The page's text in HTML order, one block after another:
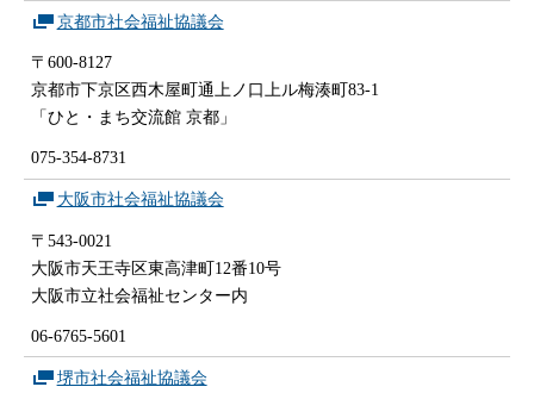
京都市社会福祉協議会
〒600-8127
京都市下京区西木屋町通上ノ口上ル梅湊町83-1
「ひと・まち交流館 京都」
075-354-8731
大阪市社会福祉協議会
〒543-0021
大阪市天王寺区東高津町12番10号
大阪市立社会福祉センター内
06-6765-5601
堺市社会福祉協議会